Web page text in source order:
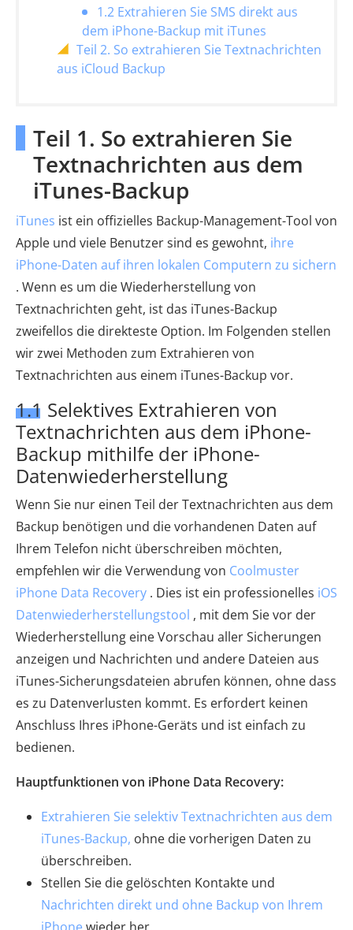
1.2 Extrahieren Sie SMS direkt aus
dem iPhone-Backup mit iTunes
Teil 2. So extrahieren Sie Textnachrichten
aus iCloud Backup
Teil 1. So extrahieren Sie
Textnachrichten aus dem
iTunes-Backup
iTunes ist ein offizielles Backup-Management-Tool von
Apple und viele Benutzer sind es gewohnt, ihre
iPhone-Daten auf ihren lokalen Computern zu sichern
. Wenn es um die Wiederherstellung von
Textnachrichten geht, ist das iTunes-Backup
zweifellos die direkteste Option. Im Folgenden stellen
wir zwei Methoden zum Extrahieren von
Textnachrichten aus einem iTunes-Backup vor.
1.1 Selektives Extrahieren von
Textnachrichten aus dem iPhone-
Backup mithilfe der iPhone-
Datenwiederherstellung
Wenn Sie nur einen Teil der Textnachrichten aus dem
Backup benötigen und die vorhandenen Daten auf
Ihrem Telefon nicht überschreiben möchten,
empfehlen wir die Verwendung von Coolmuster
iPhone Data Recovery . Dies ist ein professionelles iOS
Datenwiederherstellungstool , mit dem Sie vor der
Wiederherstellung eine Vorschau aller Sicherungen
anzeigen und Nachrichten und andere Dateien aus
iTunes-Sicherungsdateien abrufen können, ohne dass
es zu Datenverlusten kommt. Es erfordert keinen
Anschluss Ihres iPhone-Geräts und ist einfach zu
bedienen.
Hauptfunktionen von iPhone Data Recovery:
Extrahieren Sie selektiv Textnachrichten aus dem
iTunes-Backup, ohne die vorherigen Daten zu
überschreiben.
Stellen Sie die gelöschten Kontakte und
Nachrichten direkt und ohne Backup von Ihrem